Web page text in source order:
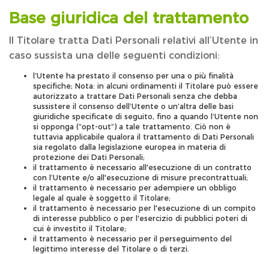
Base giuridica del trattamento
Il Titolare tratta Dati Personali relativi all’Utente in
caso sussista una delle seguenti condizioni:
l’Utente ha prestato il consenso per una o più finalità
specifiche; Nota: in alcuni ordinamenti il Titolare può essere
autorizzato a trattare Dati Personali senza che debba
sussistere il consenso dell’Utente o un’altra delle basi
giuridiche specificate di seguito, fino a quando l’Utente non
si opponga (“opt-out”) a tale trattamento. Ciò non è
tuttavia applicabile qualora il trattamento di Dati Personali
sia regolato dalla legislazione europea in materia di
protezione dei Dati Personali;
il trattamento è necessario all'esecuzione di un contratto
con l’Utente e/o all'esecuzione di misure precontrattuali;
il trattamento è necessario per adempiere un obbligo
legale al quale è soggetto il Titolare;
il trattamento è necessario per l'esecuzione di un compito
di interesse pubblico o per l'esercizio di pubblici poteri di
cui è investito il Titolare;
il trattamento è necessario per il perseguimento del
legittimo interesse del Titolare o di terzi.